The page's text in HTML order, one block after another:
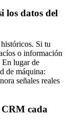
los datos del
Si tu
o información
En lugar de
de máquina:
señales reales
CRM cada